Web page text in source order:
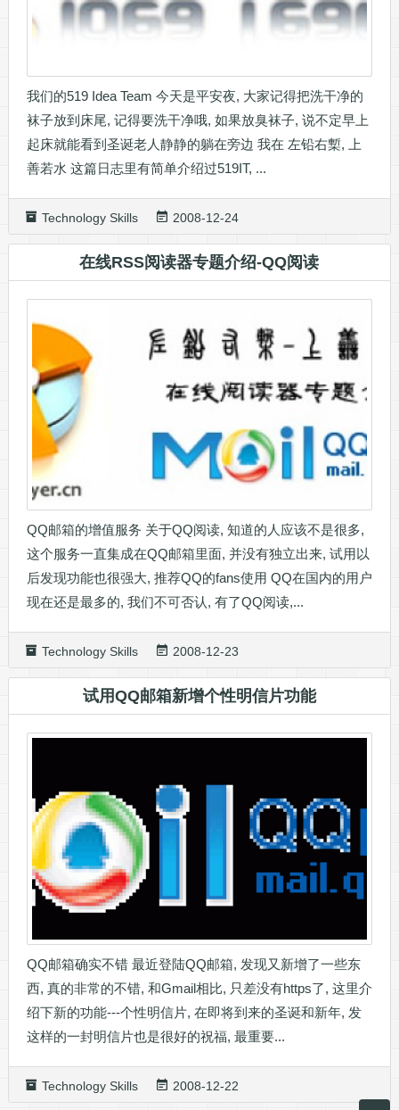
我们的519 Idea Team 今天是平安夜, 大家记得把洗干净的
袜子放到床尾, 记得要洗干净哦, 如果放臭袜子, 说不定早上
起床就能看到圣诞老人静静的躺在旁边 我在 左铅右槧, 上
善若水 这篇日志里有简单介绍过519IT, ...
Technology Skills 2008-12-24
在线RSS阅读器专题介绍-QQ阅读
QQ邮箱的增值服务 关于QQ阅读, 知道的人应该不是很多,
这个服务一直集成在QQ邮箱里面, 并没有独立出来, 试用以
后发现功能也很强大, 推荐QQ的fans使用 QQ在国内的用户
现在还是最多的, 我们不可否认, 有了QQ阅读,...
Technology Skills 2008-12-23
试用QQ邮箱新增个性明信片功能
QQ邮箱确实不错 最近登陆QQ邮箱, 发现又新增了一些东
西, 真的非常的不错, 和Gmail相比, 只差没有https了, 这里介
绍下新的功能---个性明信片, 在即将到来的圣诞和新年, 发
这样的一封明信片也是很好的祝福, 最重要...
Technology Skills 2008-12-22